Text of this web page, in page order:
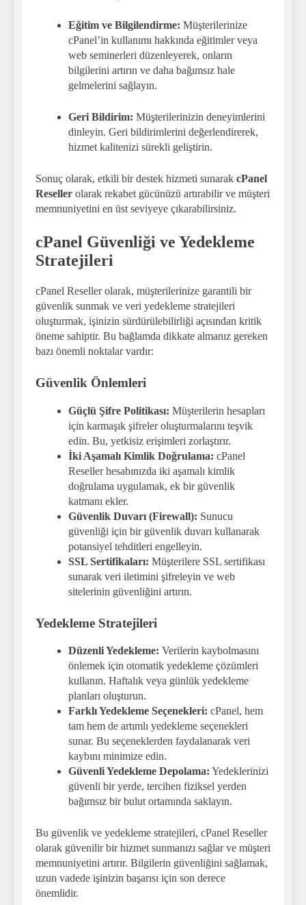
Eğitim ve Bilgilendirme: Müşterilerinize
cPanel’in kullanımı hakkında eğitimler veya
web seminerleri düzenleyerek, onların
bilgilerini artırın ve daha bağımsız hale
gelmelerini sağlayın.
Geri Bildirim: Müşterilerinizin deneyimlerini
dinleyin. Geri bildirimlerini değerlendirerek,
hizmet kalitenizi sürekli geliştirin.
Sonuç olarak, etkili bir destek hizmeti sunarak cPanel
Reseller olarak rekabet gücünüzü artırabilir ve müşteri
memnuniyetini en üst seviyeye çıkarabilirsiniz.
cPanel Güvenliği ve Yedekleme
Stratejileri
cPanel Reseller olarak, müşterilerinize garantili bir
güvenlik sunmak ve veri yedekleme stratejileri
oluşturmak, işinizin sürdürülebilirliği açısından kritik
öneme sahiptir. Bu bağlamda dikkate almanız gereken
bazı önemli noktalar vardır:
Güvenlik Önlemleri
Güçlü Şifre Politikası: Müşterilerin hesapları
için karmaşık şifreler oluşturmalarını teşvik
edin. Bu, yetkisiz erişimleri zorlaştırır.
İki Aşamalı Kimlik Doğrulama: cPanel
Reseller hesabınızda iki aşamalı kimlik
doğrulama uygulamak, ek bir güvenlik
katmanı ekler.
Güvenlik Duvarı (Firewall): Sunucu
güvenliği için bir güvenlik duvarı kullanarak
potansiyel tehditleri engelleyin.
SSL Sertifikaları: Müşterilere SSL sertifikası
sunarak veri iletimini şifreleyin ve web
sitelerinin güvenliğini artırın.
Yedekleme Stratejileri
Düzenli Yedekleme: Verilerin kaybolmasını
önlemek için otomatik yedekleme çözümleri
kullanın. Haftalık veya günlük yedekleme
planları oluşturun.
Farklı Yedekleme Seçenekleri: cPanel, hem
tam hem de artımlı yedekleme seçenekleri
sunar. Bu seçeneklerden faydalanarak veri
kaybını minimize edin.
Güvenli Yedekleme Depolama: Yedeklerinizi
güvenli bir yerde, tercihen fiziksel yerden
bağımsız bir bulut ortamında saklayın.
Bu güvenlik ve yedekleme stratejileri, cPanel Reseller
olarak güvenilir bir hizmet sunmanızı sağlar ve müşteri
memnuniyetini artırır. Bilgilerin güvenliğini sağlamak,
uzun vadede işinizin başarısı için son derece
önemlidir.